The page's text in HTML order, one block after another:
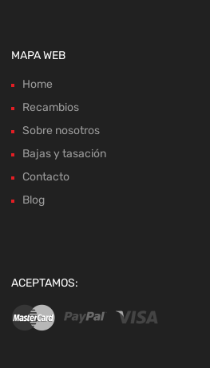
Sobre nosotros
Bajas y tasación
Contacto
Blog
Copyright ©